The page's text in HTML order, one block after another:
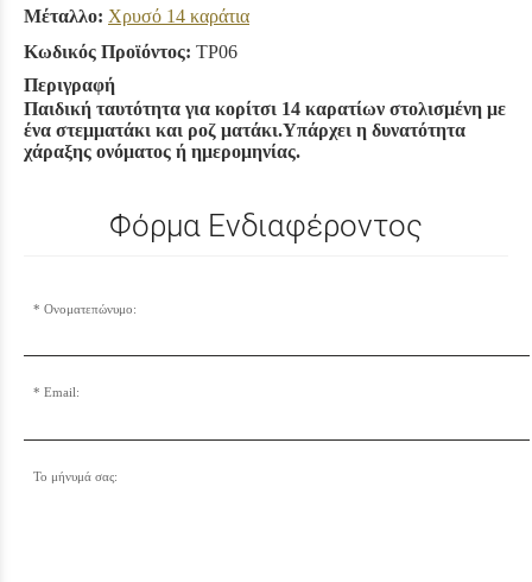
Μέταλλο: Χρυσό 14 καράτια
Κωδικός Προϊόντος: TP06
Περιγραφή
Παιδική ταυτότητα για κορίτσι 14 καρατίων στολισμένη με
ένα στεμματάκι και ροζ ματάκι.Υπάρχει η δυνατότητα
χάραξης ονόματος ή ημερομηνίας.
Φόρμα Ενδιαφέροντος
Ονοματεπώνυμο:
Email:
Το μήνυμά σας: